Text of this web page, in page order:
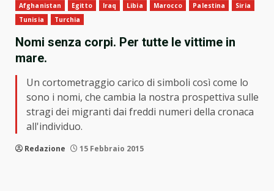
Afghanistan Egitto Iraq Libia Marocco Palestina
Siria
Tunisia
Turchia
Nomi senza corpi. Per tutte le vittime in
mare.
Un cortometraggio carico di simboli così come lo
sono i nomi, che cambia la nostra prospettiva sulle
stragi dei migranti dai freddi numeri della cronaca
all'individuo.
Redazione 15 Febbraio 2015